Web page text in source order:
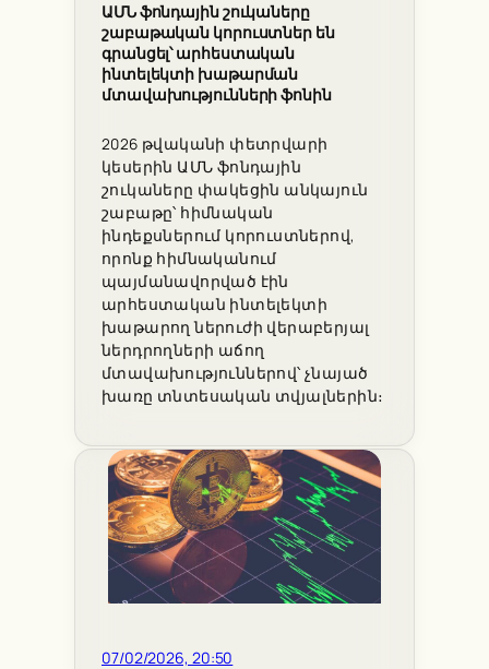
ԱՄՆ ֆոնդային շուկաները
շաբաթական կորուստներ են
գրանցել՝ արհեստական
ինտելեկտի խաթարման
մտավախությունների ֆոնին
2026 թվականի փետրվարի
կեսերին ԱՄՆ ֆոնդային
շուկաները փակեցին անկայուն
շաբաթը՝ հիմնական
ինդեքսներում կորուստներով,
որոնք հիմնականում
պայմանավորված էին
արհեստական ինտելեկտի
խաթարող ներուժի վերաբերյալ
ներդրողների աճող
մտավախություններով՝ չնայած
խառը տնտեսական տվյալներին։
07/02/2026, 20:50